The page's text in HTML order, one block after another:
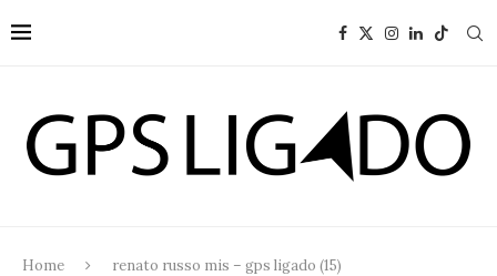
Home renato russo mis – gps ligado (15)